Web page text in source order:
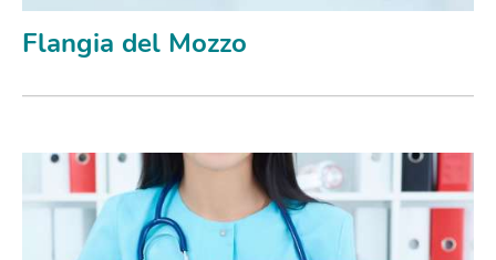
Flangia del Mozzo